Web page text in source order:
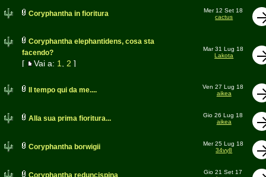
Coryphantha in fioritura
Mer 12 Set 18
cactus
Coryphantha elephantidens, cosa sta
facendo?
[ Vai a: 1 2 ]
Mar 31 Lug 18
Lakota
Il tempo qui da me....
Ven 27 Lug 18
aikea
Alla sua prima fioritura...
Gio 26 Lug 18
aikea
Coryphantha borwigii
Mer 25 Lug 18
34vy8
Coryphantha reduncispina
Gio 21 Set 17